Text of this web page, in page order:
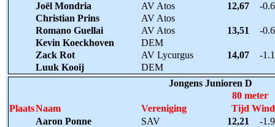
Joël Mondria
AV Atos 12,67
-0.6
Christian Prins
AV Atos
Romano Guellai
AV Atos 13,51
-0.6
Kevin Koeckhoven
DEM
Zack Rot
AV Lycurgus 14,07
-1.1
Luuk Kooij
DEM
Jongens Junioren D
80 meter
PlaatsNaam Vereniging Tijd Wind
Aaron Ponne
SAV 12,21
-1.9